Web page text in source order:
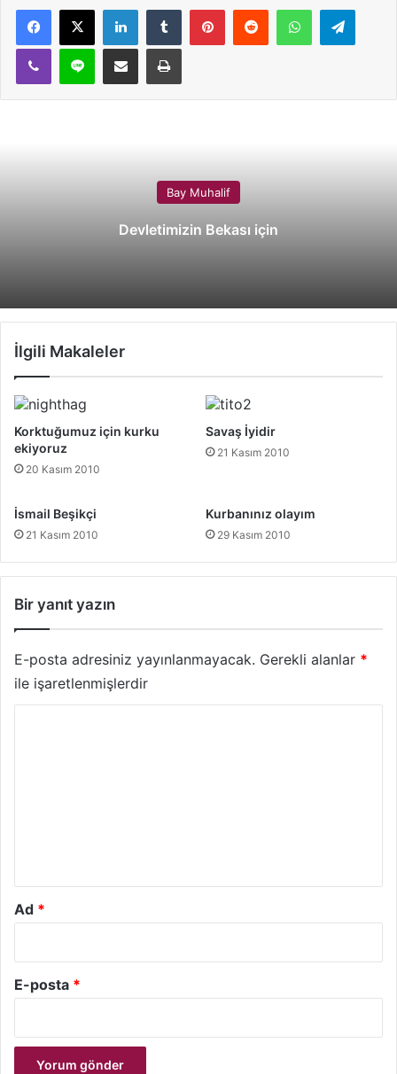
WhatsApp
Bay Muhalif
Devletimizin Bekası için
İlgili Makaleler
Korktuğumuz için kurku
ekiyoruz
20 Kasım 2010
Savaş İyidir
21 Kasım 2010
İsmail Beşikçi
21 Kasım 2010
Kurbanınız olayım
29 Kasım 2010
Bir yanıt yazın
E-posta adresiniz yayınlanmayacak. Gerekli alanlar *
ile işaretlenmişlerdir
Ad *
E-posta *